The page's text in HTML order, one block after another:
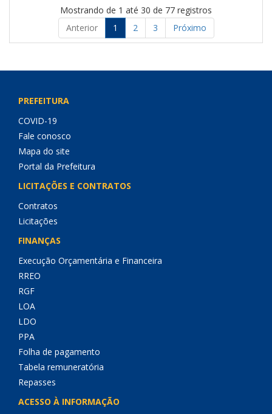
Mostrando de 1 até 30 de 77 registros
Anterior
1 2 3 Próximo
PREFEITURA
COVID-19
Fale conosco
Mapa do site
Portal da Prefeitura
LICITAÇÕES E CONTRATOS
Contratos
Licitações
FINANÇAS
Execução Orçamentária e Financeira
RREO
RGF
LOA
LDO
PPA
Folha de pagamento
Tabela remuneratória
Repasses
ACESSO À INFORMAÇÃO